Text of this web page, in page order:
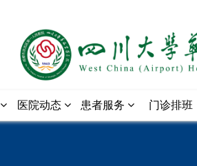
医院动态 患者服务 门诊排班